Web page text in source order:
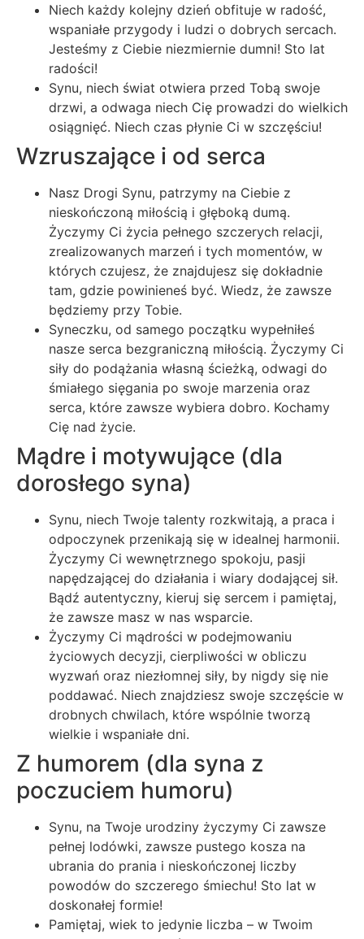
Niech każdy kolejny dzień obfituje w radość,
wspaniałe przygody i ludzi o dobrych sercach.
Jesteśmy z Ciebie niezmiernie dumni! Sto lat
radości!
Synu, niech świat otwiera przed Tobą swoje
drzwi, a odwaga niech Cię prowadzi do wielkich
osiągnięć. Niech czas płynie Ci w szczęściu!
Wzruszające i od serca
Nasz Drogi Synu, patrzymy na Ciebie z
nieskończoną miłością i głęboką dumą.
Życzymy Ci życia pełnego szczerych relacji,
zrealizowanych marzeń i tych momentów, w
których czujesz, że znajdujesz się dokładnie
tam, gdzie powinieneś być. Wiedz, że zawsze
będziemy przy Tobie.
Syneczku, od samego początku wypełniłeś
nasze serca bezgraniczną miłością. Życzymy Ci
siły do podążania własną ścieżką, odwagi do
śmiałego sięgania po swoje marzenia oraz
serca, które zawsze wybiera dobro. Kochamy
Cię nad życie.
Mądre i motywujące (dla
dorosłego syna)
Synu, niech Twoje talenty rozkwitają, a praca i
odpoczynek przenikają się w idealnej harmonii.
Życzymy Ci wewnętrznego spokoju, pasji
napędzającej do działania i wiary dodającej sił.
Bądź autentyczny, kieruj się sercem i pamiętaj,
że zawsze masz w nas wsparcie.
Życzymy Ci mądrości w podejmowaniu
życiowych decyzji, cierpliwości w obliczu
wyzwań oraz niezłomnej siły, by nigdy się nie
poddawać. Niech znajdziesz swoje szczęście w
drobnych chwilach, które wspólnie tworzą
wielkie i wspaniałe dni.
Z humorem (dla syna z
poczuciem humoru)
Synu, na Twoje urodziny życzymy Ci zawsze
pełnej lodówki, zawsze pustego kosza na
ubrania do prania i nieskończonej liczby
powodów do szczerego śmiechu! Sto lat w
doskonałej formie!
Pamiętaj, wiek to jedynie liczba – w Twoim